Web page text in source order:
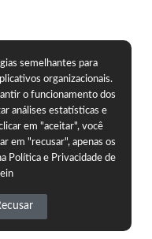
semelhantes para
organizacionais.
o funcionamento dos
análises estatísticas e
em "aceitar", você
em "recusar", apenas os
Política e Privacidade de